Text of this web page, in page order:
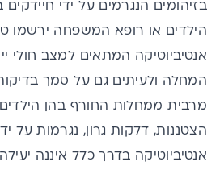
בזיהומים הנגרמים על ידי
הילדים או רופא המשפחה ירשמו
אנטיביוטיקה המתאים למצב חולי
המחלה ולעיתים גם על סמך
מרבית ממחלות החורף בהן
הצטננות, דלקות גרון, נגרמות על
אנטיביוטיקה בדרך כלל איננה